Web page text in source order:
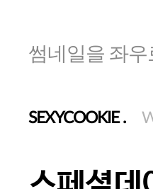
썸네일을 좌
SEXYCOOKIE.